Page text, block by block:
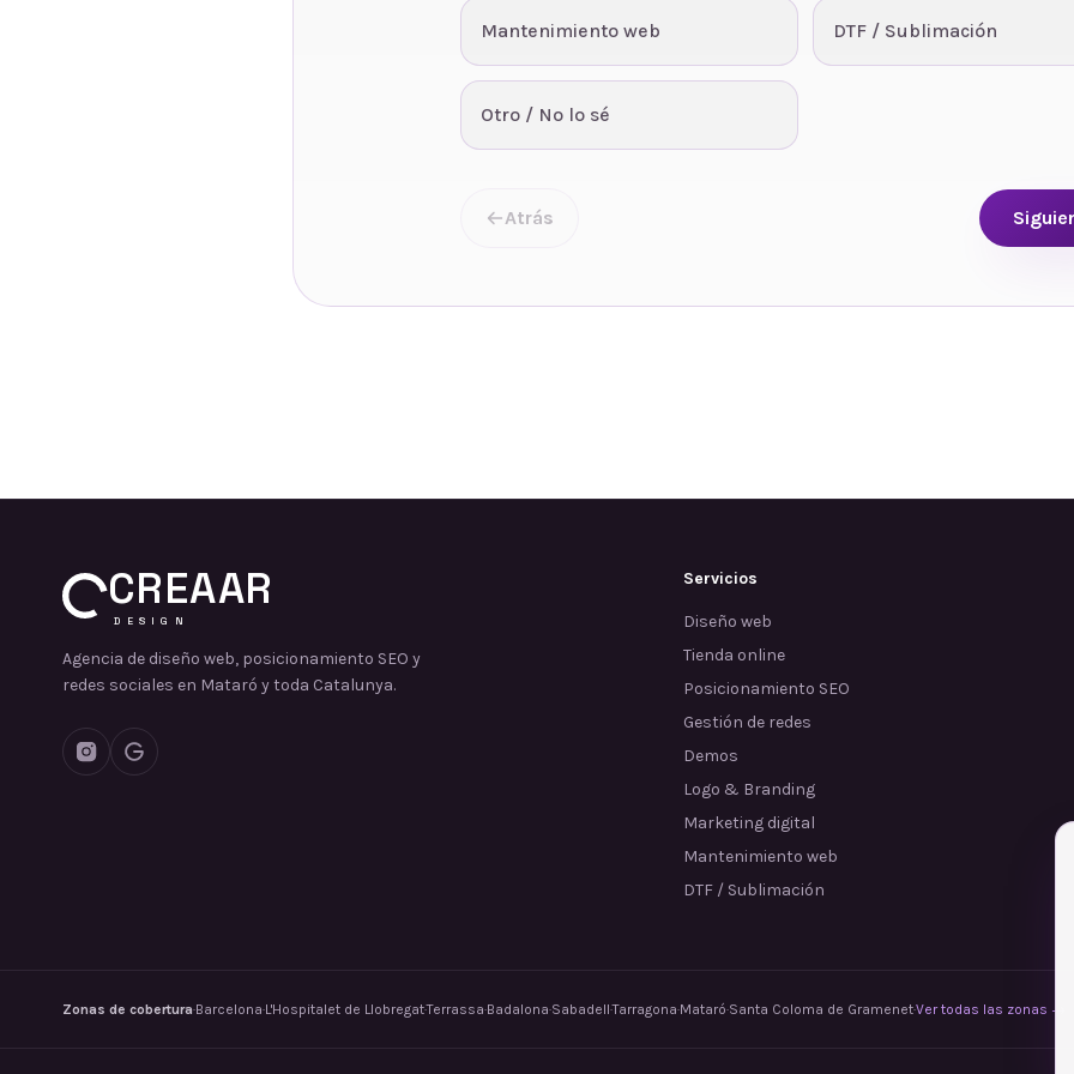
Mantenimiento web DTF / Sublimación
Otro / No lo sé
Atrás
CREAAR
DESIGN
Agencia de diseño web, posicionamiento SEO y
redes sociales en Mataró y toda Catalunya.
Servicios
Diseño web
Tienda online
Posicionamiento SEO
Gestión de redes
Demos
Logo & Branding
Marketing digital
Mantenimiento web
DTF / Sublimación
Zonas de cobertura·Barcelona·L'Hospitalet de Llobregat·Terrassa·Badalona·Sabadell·Tarragona·Mataró·Santa Coloma de Gramenet·Ver todas las zonas →